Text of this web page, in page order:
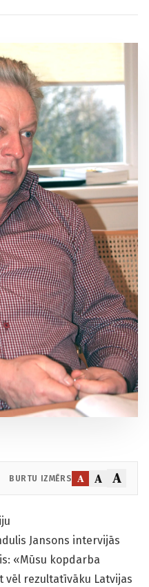
BURTU IZMĒRS A A A
Jansons intervijās
«Mūsu kopdarba
vēl rezultatīvāku Latvijas